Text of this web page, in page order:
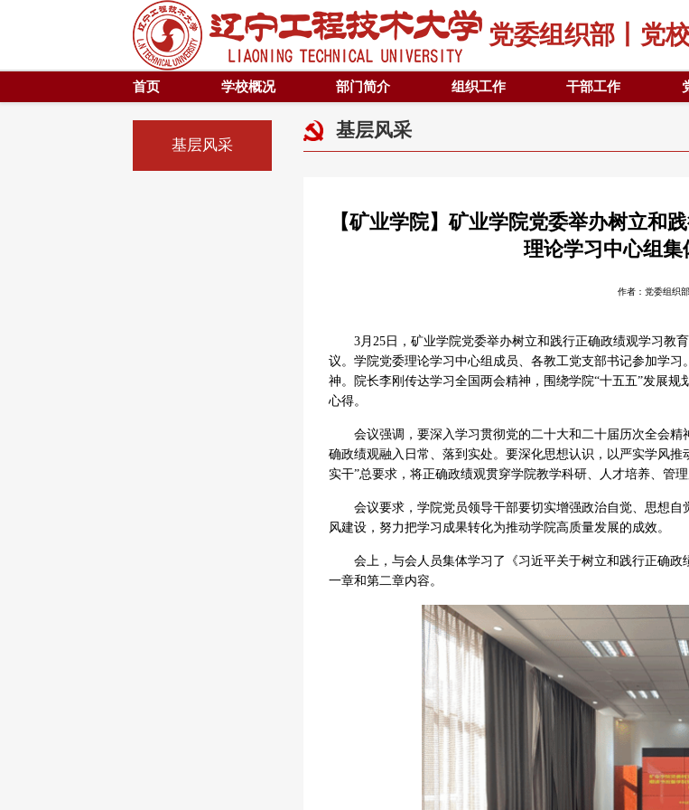
党委组织部丨党
首页 学校概况 部门简介 组织工作 干部工作
基层风采
基层风采
【矿业学院】矿业学院党委举办树立和
理论学习中心组
作者：党委组织
3月25日，矿业学院党委举办树立和践行正确政绩观学习教
议。学院党委理论学习中心组成员、各教工党支部书记参加学
神。院长李刚传达学习全国两会精神，围绕学院“十五五”发展
心得。
会议强调，要深入学习贯彻党的二十大和二十届历次全会
确政绩观融入日常、落到实处。要深化思想认识，以严实学风
实干”总要求，将正确政绩观贯穿学院教学科研、人才培养、管理
会议要求，学院党员领导干部要切实增强政治自觉、思想
风建设，努力把学习成果转化为推动学院高质量发展的成效。
会上，与会人员集体学习了《习近平关于树立和践行正确
一章和第二章内容。